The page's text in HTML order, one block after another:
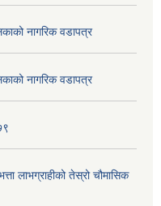
नागरिक वडापत्र
नागरिक वडापत्र
लाभग्राहीको तेस्रो चौमासिक